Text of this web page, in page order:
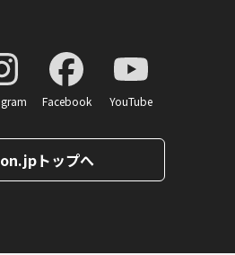
Facebook YouTube
トップへ